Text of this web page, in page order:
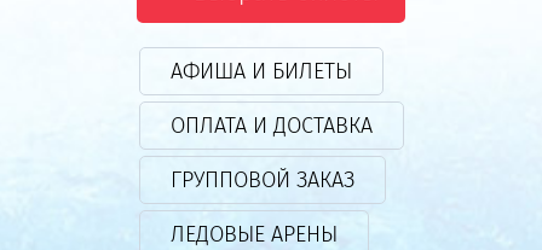
АФИША И БИЛЕТЫ
ОПЛАТА И ДОСТАВКА
ГРУППОВОЙ ЗАКАЗ
ЛЕДОВЫЕ АРЕНЫ